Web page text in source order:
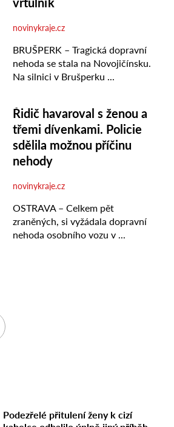
Podezřelé přitulení ženy k cizí